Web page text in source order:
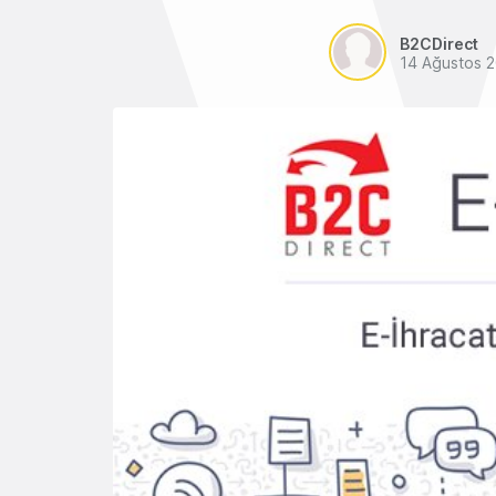
B2CDirect
14 Ağustos